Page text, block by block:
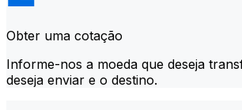
Obter uma cotação
Informe-nos a moeda que deseja
deseja enviar e o destino.